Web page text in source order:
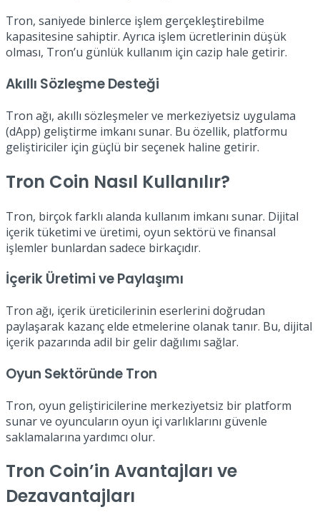
Tron, saniyede binlerce işlem gerçekleştirebilme
kapasitesine sahiptir. Ayrıca işlem ücretlerinin düşük
olması, Tron’u günlük kullanım için cazip hale getirir.
Akıllı Sözleşme Desteği
Tron ağı, akıllı sözleşmeler ve merkeziyetsiz uygulama
(dApp) geliştirme imkanı sunar. Bu özellik, platformu
geliştiriciler için güçlü bir seçenek haline getirir.
Tron Coin Nasıl Kullanılır?
Tron, birçok farklı alanda kullanım imkanı sunar. Dijital
içerik tüketimi ve üretimi, oyun sektörü ve finansal
işlemler bunlardan sadece birkaçıdır.
İçerik Üretimi ve Paylaşımı
Tron ağı, içerik üreticilerinin eserlerini doğrudan
paylaşarak kazanç elde etmelerine olanak tanır. Bu, dijital
içerik pazarında adil bir gelir dağılımı sağlar.
Oyun Sektöründe Tron
Tron, oyun geliştiricilerine merkeziyetsiz bir platform
sunar ve oyuncuların oyun içi varlıklarını güvenle
saklamalarına yardımcı olur.
Tron Coin’in Avantajları ve
Dezavantajları